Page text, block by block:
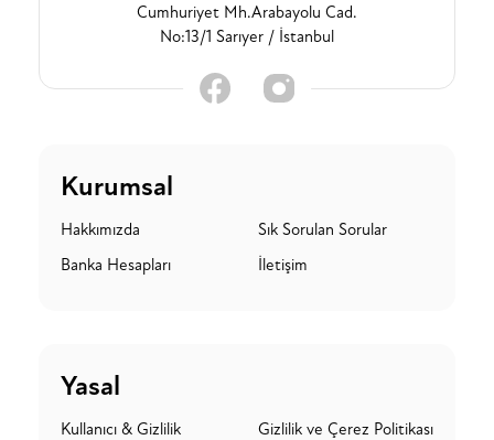
Cumhuriyet Mh.Arabayolu Cad.
No:13/1 Sarıyer / İstanbul
Kurumsal
Hakkımızda
Sık Sorulan Sorular
Banka Hesapları
İletişim
Yasal
Kullanıcı & Gizlilik Gizlilik ve Çerez Politikası